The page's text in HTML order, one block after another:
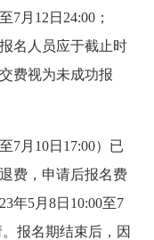
7月12日24:00；
名人员应于截止时
费视为未成功报
7月10日17:00）已
费，申请后报名费
年5月8日10:00至7
报名期结束后，因